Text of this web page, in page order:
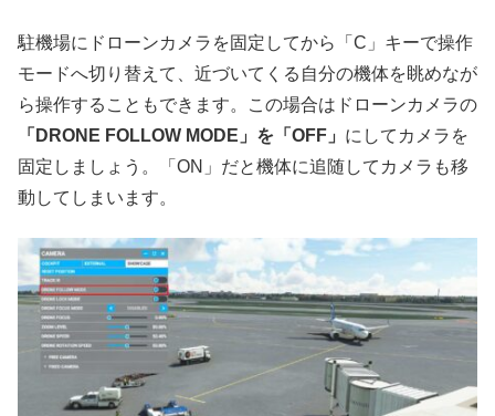
駐機場にドローンカメラを固定してから「C」キーで操作
モードへ切り替えて、近づいてくる自分の機体を眺めなが
ら操作することもできます。この場合はドローンカメラの
「DRONE FOLLOW MODE」を「OFF」 にしてカメラを
固定しましょう。「ON」だと機体に追随してカメラも移
動してしまいます。